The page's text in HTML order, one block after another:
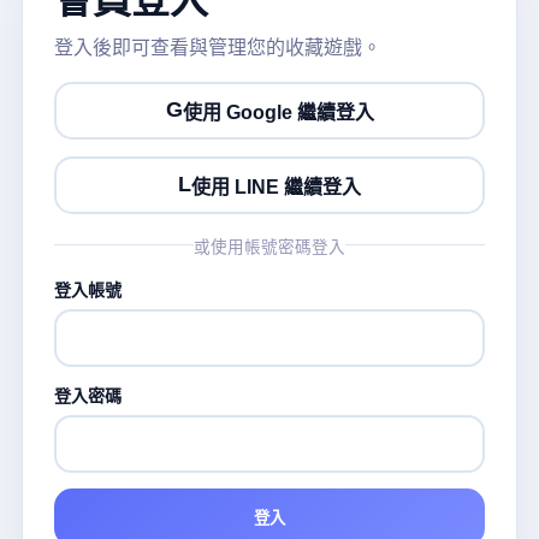
登入後即可查看與管理您的收藏遊戲。
G使用 Google 繼續登入
L使用 LINE 繼續登入
或使用帳號密碼登入
登入帳號
登入密碼
登入